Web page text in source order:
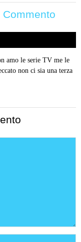
amo le serie TV me le
non ci sia una terza